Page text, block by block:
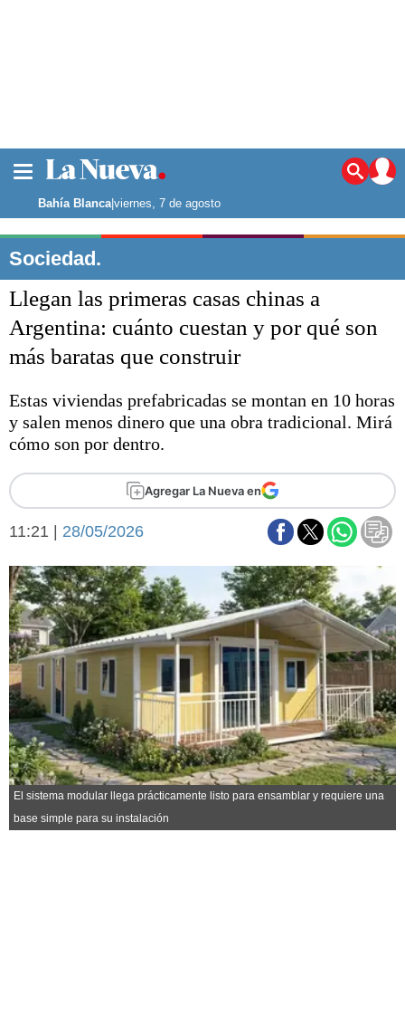
Noticias
La ciudad
Punta Alta
El mundo
Escenario Olímpico
Liga del Sur
Básquetbol
Aplausos
Cines
Economía y campo
Economía y finanzas
Con el campo
Espacio empresas
Sociedad y tiempo
libre
Sociedad
Tecnología
Turismo
Es viral
El tiempo
Fúnebres
Clasificados
Horóscopo
Bahía Blanca|viernes, 7 de agosto
Sociedad.
Llegan las primeras casas chinas a
Argentina: cuánto cuestan y por qué son
más baratas que construir
Estas viviendas prefabricadas se montan en 10 horas
y salen menos dinero que una obra tradicional. Mirá
cómo son por dentro.
Agregar La Nueva en
11:21 | 28/05/2026
El sistema modular llega prácticamente listo para ensamblar y requiere una
base simple para su instalación